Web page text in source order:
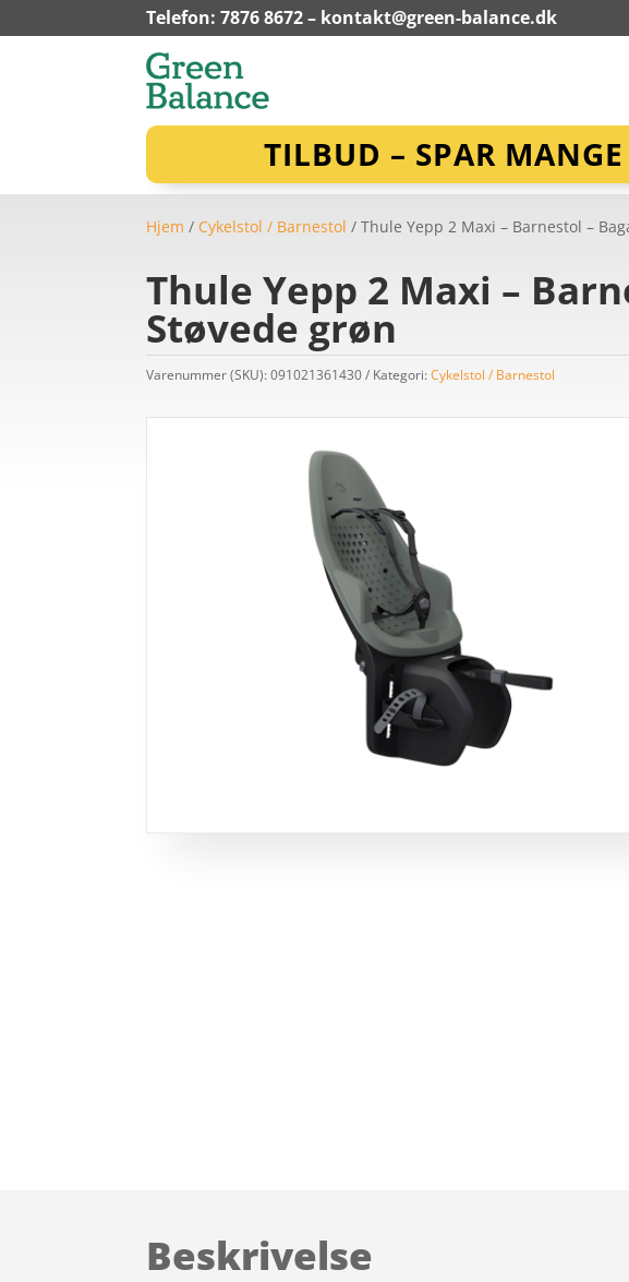
Telefon: 7876 8672 – kontakt@green-balance.dk
TILBUD – SPAR
Hjem / Cykelstol / Barnestol / Thule Yepp 2 Maxi – Barnestol –
Thule Yepp 2 Maxi –
Støvede grøn
Varenummer (SKU):091021361430 Kategori:Cykelstol / Barnestol
Beskrivelse